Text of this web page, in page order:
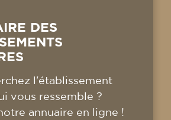
DES
l'établissement
vous ressemble ?
annuaire en ligne !